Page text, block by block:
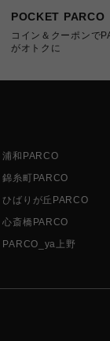
POCKET PARCO
コイン＆クーポンで
がオトクに
浦和PARCO
錦糸町PARCO
ひばりが丘PARCO
心斎橋PARCO
PARCO_ya上野